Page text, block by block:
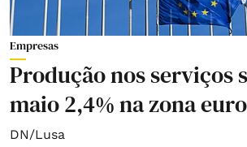
Empresas
Produção nos serviços
maio 2,4% na zona
DN/Lusa